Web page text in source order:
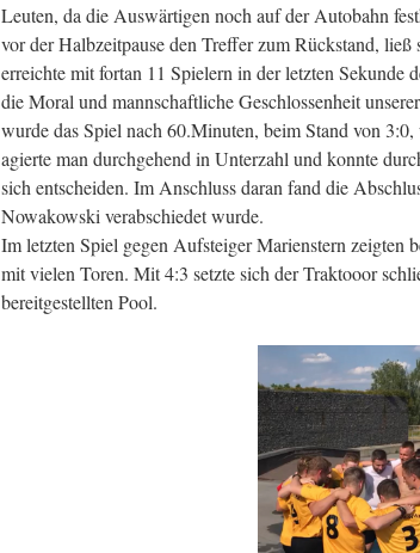
Leuten, da die Auswärtigen noch auf der Autobahn
vor der Halbzeitpause den Treffer zum Rückstand,
erreichte mit fortan 11 Spielern in der letzten Sekunde
die Moral und mannschaftliche Geschlossenheit
wurde das Spiel nach 60.Minuten, beim Stand von
agierte man durchgehend in Unterzahl und konnte
sich entscheiden. Im Anschluss daran fand die
Nowakowski verabschiedet wurde.
Im letzten Spiel gegen Aufsteiger Marienstern zeigten
mit vielen Toren. Mit 4:3 setzte sich der Traktooor
bereitgestellten Pool.